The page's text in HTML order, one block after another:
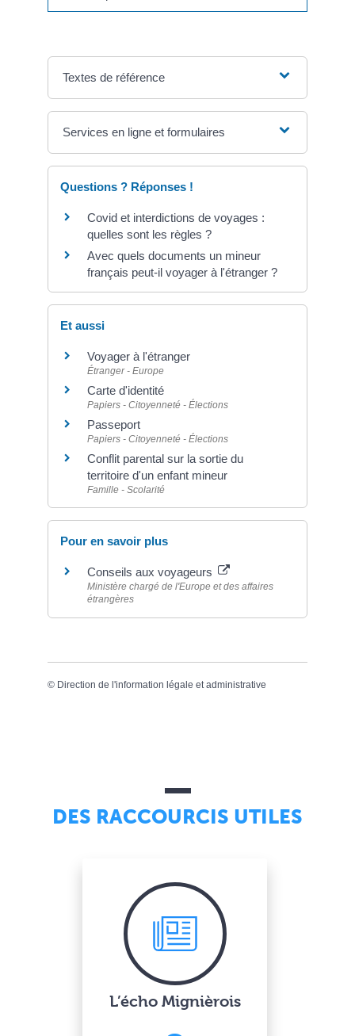
Textes de référence
Services en ligne et formulaires
Questions ? Réponses !
Covid et interdictions de voyages :
quelles sont les règles ?
Avec quels documents un mineur
français peut-il voyager à l'étranger ?
Et aussi
Voyager à l'étranger
Étranger - Europe
Carte d'identité
Papiers - Citoyenneté - Élections
Passeport
Papiers - Citoyenneté - Élections
Conflit parental sur la sortie du
territoire d'un enfant mineur
Famille - Scolarité
Pour en savoir plus
Conseils aux voyageurs
Ministère chargé de l'Europe et des affaires
étrangères
© Direction de l'information légale et administrative
DES RACCOURCIS UTILES
L’écho Mignièrois